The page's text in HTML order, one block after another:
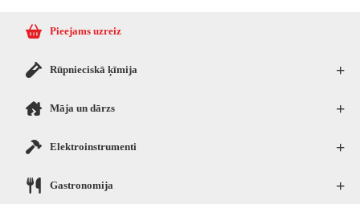
Pieejams uzreiz
+
Rūpnieciskā ķīmija
+
Māja un dārzs
+
Elektroinstrumenti
+
Gastronomija